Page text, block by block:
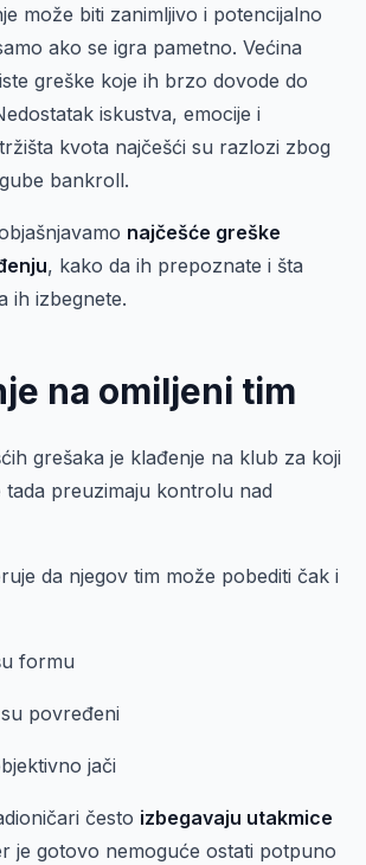
može biti zanimljivo i potencijalno
ako se igra pametno. Većina
greške koje ih brzo dovode do
iskustva, emocije i
kvota najčešći su razlozi zbog
bankroll.
najčešće greške
, kako da ih prepoznate i šta
ih izbegnete.
na omiljeni tim
grešaka je klađenje na klub za koji
tada preuzimaju kontrolu nad
da njegov tim može pobediti čak i
formu
povređeni
jači
često izbegavaju utakmice
je gotovo nemoguće ostati potpuno